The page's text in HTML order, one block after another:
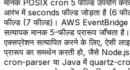
मानक POSIX cron 5 फील्ड उपयोग
आरंभ में seconds फील्ड जोड़ता है (6
फील्ड (7 फील्ड)। AWS EventBridge
सत्यापक मानक 5-फील्ड प्रारूप जाँचता
एक्सप्रेशन सत्यापित करने के लिए, ऐसी
प्रारूप का समर्थन करती हो, जैसे
cron-parser या Java में quartz-